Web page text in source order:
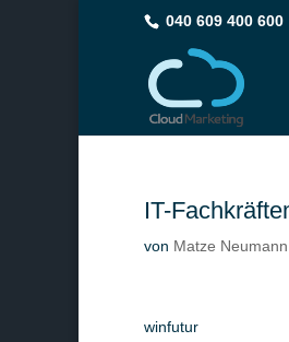
040 609 400 600
IT-
von Matze Neumann
winfutur